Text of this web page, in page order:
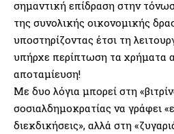
σημαντική επίδραση στην
της συνολικής οικονομικής
υποστηρίζοντας έτσι τη
υπήρχε περίπτωση τα χρήματα
αποταμίευση!
Με δυο λόγια μπορεί στη
σοσιαλδημοκρατίας να γράφει
διεκδικήσεις», αλλά στη